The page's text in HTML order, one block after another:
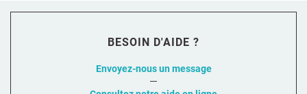
BESOIN D'AIDE ?
Envoyez-nous un message